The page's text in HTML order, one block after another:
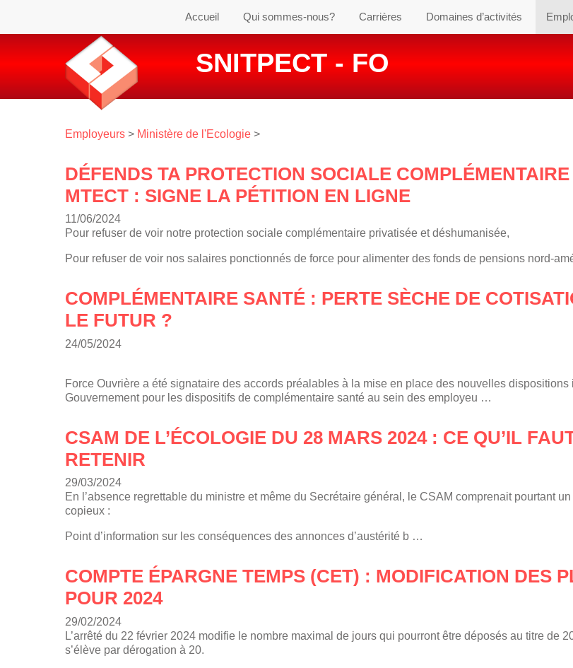
Accueil Qui sommes-nous? Carrières Domaines d’activités
SNITPECT - FO
Employeurs > Ministère de l'Ecologie >
DÉFENDS TA PROTECTION SOCIALE
MTECT : SIGNE LA PÉTITION EN LIGNE
11/06/2024
Pour refuser de voir notre protection sociale complémentaire privatisée et déshumanisée,
Pour refuser de voir nos salaires ponctionnés de force pour alimenter des fonds de pensions nord-
COMPLÉMENTAIRE SANTÉ : PERTE SÈCHE DE
LE FUTUR ?
24/05/2024
Force Ouvrière a été signataire des accords préalables à la mise en place des nouvelles dispositions
Gouvernement pour les dispositifs de complémentaire santé au sein des employeu …
CSAM DE L’ÉCOLOGIE DU 28 MARS 2024 : CE QU’IL
RETENIR
29/03/2024
En l’absence regrettable du ministre et même du Secrétaire général, le CSAM comprenait pourtant
copieux :
Point d’information sur les conséquences des annonces d’austérité b …
COMPTE ÉPARGNE TEMPS (CET) : MODIFICATION DES
POUR 2024
29/02/2024
L’arrêté du 22 février 2024 modifie le nombre maximal de jours qui pourront être déposés au titre de
s’élève par dérogation à 20.